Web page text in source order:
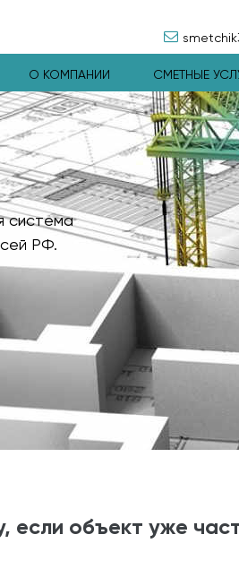
О КОМПАНИИ СМЕТНЫЕ
система
РФ.
если объект уже